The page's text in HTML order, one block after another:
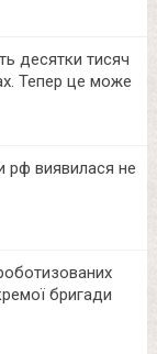
десятки тисяч
Тепер це може
рф виявилася не
бригади